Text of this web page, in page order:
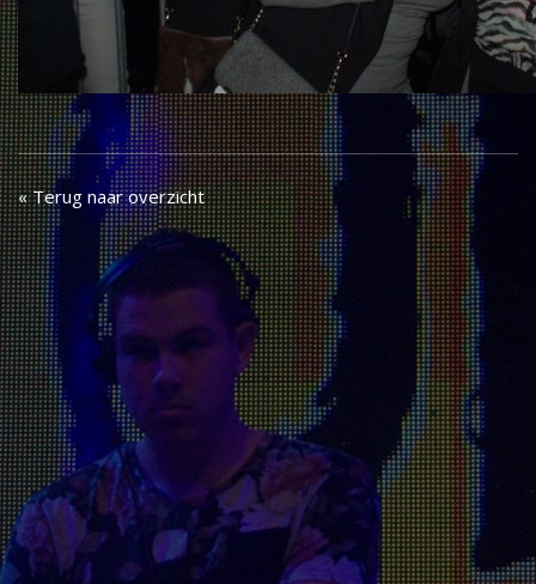
« Terug naar overzicht